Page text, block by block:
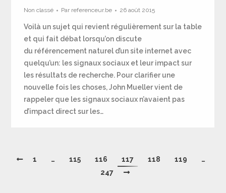
Non classé Par referenceur.be 26 août 2015
Voilà un sujet qui revient régulièrement sur la table
et qui fait débat lorsqu’on discute
du référencement naturel d’un site internet avec
quelqu’un: les signaux sociaux et leur impact sur
les résultats de recherche. Pour clarifier une
nouvelle fois les choses, John Mueller vient de
rappeler que les signaux sociaux n’avaient pas
d’impact direct sur les…
1 … 115 116 117 118 119
…
247